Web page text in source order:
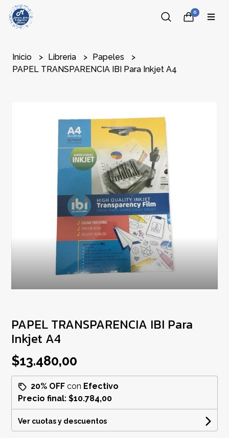
0
Inicio Libreria
Papeles
PAPEL TRANSPARENCIA IBI Para Inkjet A4
PAPEL TRANSPARENCIA IBI Para
Inkjet A4
$13.480,00
20% OFF con Efectivo
Precio final:$10.784,00
Ver cuotas y descuentos